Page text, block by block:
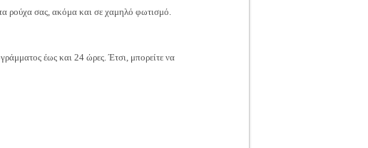
ρούχα σας, ακόμα και σε χαμηλό φωτισμό.
έως και 24 ώρες. Έτσι, μπορείτε να